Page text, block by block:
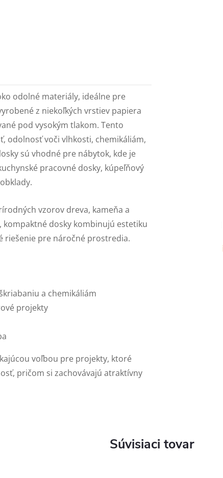
odolné materiály, ideálne pre
z niekoľkých vrstiev papiera
pod vysokým tlakom. Tento
odolnosť voči vlhkosti, chemikáliám,
sú vhodné pre nábytok, kde je
pracovné dosky, kúpeľňový
vzorov dreva, kameňa a
dosky kombinujú estetiku
riešenie pre náročné prostredia.
a chemikáliám
projekty
voľbou pre projekty, ktoré
pričom si zachovávajú atraktívny
Súvisiaci tovar